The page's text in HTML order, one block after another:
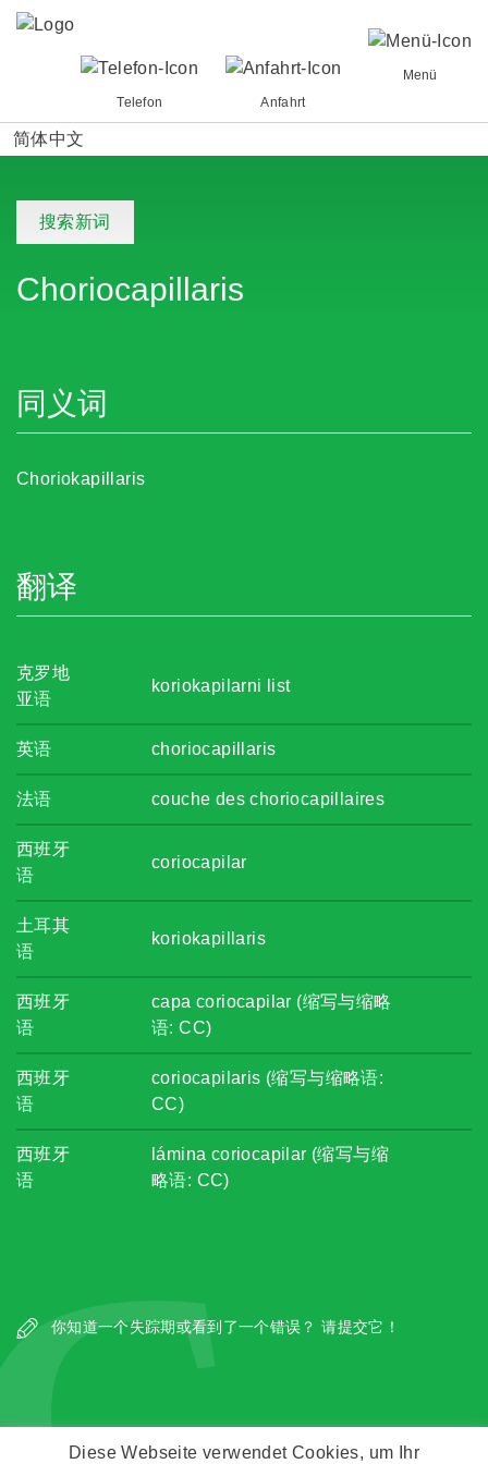
Menü
Telefon
Anfahrt
简体中文
搜索新词
Choriocapillaris
同义词
Choriokapillaris
翻译
克罗地
亚语
koriokapilarni list
英语 choriocapillaris
法语 couche des choriocapillaires
西班牙
语
coriocapilar
土耳其
语
koriokapillaris
西班牙
语
capa coriocapilar (缩写与缩略
语: CC)
西班牙
语
coriocapilaris (缩写与缩略语:
CC)
西班牙
语
lámina coriocapilar (缩写与缩
略语: CC)
你知道一个失踪期或看到了一个错误？ 请提交它！
Diese Webseite verwendet Cookies, um Ihr